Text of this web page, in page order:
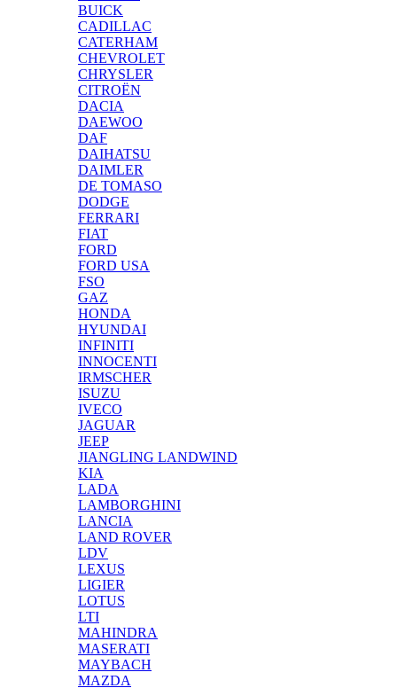
BUICK
CADILLAC
CATERHAM
CHEVROLET
CHRYSLER
CITROËN
DACIA
DAEWOO
DAF
DAIHATSU
DAIMLER
DE TOMASO
DODGE
FERRARI
FIAT
FORD
FORD USA
FSO
GAZ
HONDA
HYUNDAI
INFINITI
INNOCENTI
IRMSCHER
ISUZU
IVECO
JAGUAR
JEEP
JIANGLING LANDWIND
KIA
LADA
LAMBORGHINI
LANCIA
LAND ROVER
LDV
LEXUS
LIGIER
LOTUS
LTI
MAHINDRA
MASERATI
MAYBACH
MAZDA